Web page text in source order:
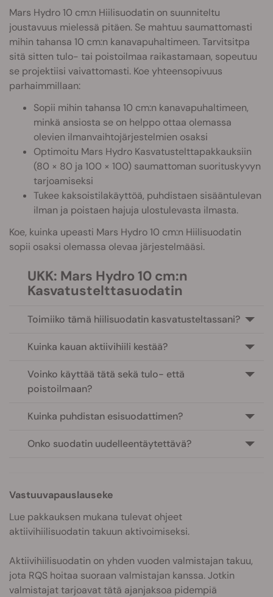
Mars Hydro 10 cm:n Hiilisuodatin on suunniteltu
joustavuus mielessä pitäen. Se mahtuu saumattomasti
mihin tahansa 10 cm:n kanavapuhaltimeen. Tarvitsitpa
sitä sitten tulo- tai poistoilmaa raikastamaan, sopeutuu
se projektiisi vaivattomasti. Koe yhteensopivuus
parhaimmillaan:
Sopii mihin tahansa 10 cm:n kanavapuhaltimeen,
minkä ansiosta se on helppo ottaa olemassa
olevien ilmanvaihtojärjestelmien osaksi
Optimoitu Mars Hydro Kasvatustelttapakkauksiin
(80 × 80 ja 100 × 100) saumattoman suorituskyvyn
tarjoamiseksi
Tukee kaksoistilakäyttöä, puhdistaen sisääntulevan
ilman ja poistaen hajuja ulostulevasta ilmasta.
Koe, kuinka upeasti Mars Hydro 10 cm:n Hiilisuodatin
sopii osaksi olemassa olevaa järjestelmääsi.
UKK: Mars Hydro 10 cm:n
Kasvatustelttasuodatin
Toimiiko tämä hiilisuodatin kasvatusteltassani?
Kuinka kauan aktiivihiili kestää?
Voinko käyttää tätä sekä tulo- että
poistoilmaan?
Kuinka puhdistan esisuodattimen?
Onko suodatin uudelleentäytettävä?
Vastuuvapauslauseke
Lue pakkauksen mukana tulevat ohjeet
aktiivihiilisuodatin takuun aktivoimiseksi.
Aktiivihiilisuodatin on yhden vuoden valmistajan takuu,
jota RQS hoitaa suoraan valmistajan kanssa. Jotkin
valmistajat tarjoavat tätä ajanjaksoa pidempiä